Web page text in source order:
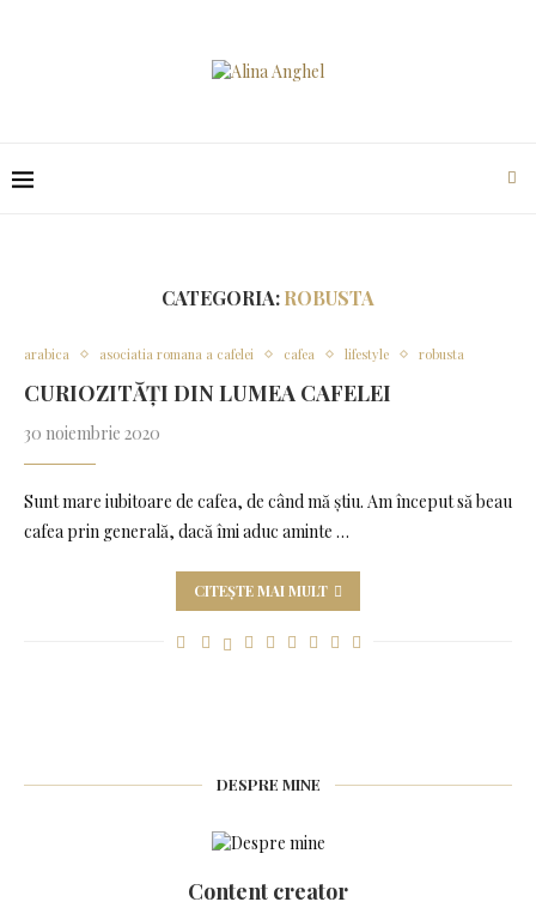
CATEGORIA:ROBUSTA
arabica asociatia romana a cafelei cafea lifestyle robusta
CURIOZITĂȚI DIN LUMEA CAFELEI
30 noiembrie 2020
Sunt mare iubitoare de cafea, de când mă știu. Am început să beau
cafea prin generală, dacă îmi aduc aminte …
CITEȘTE MAI MULT
DESPRE MINE
Content creator